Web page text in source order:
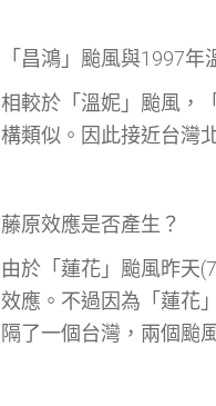
「昌鴻」颱風與1997
相較於「溫妮」颱風，
構類似。因此接近台灣
藤原效應是否產生？
由於「蓮花」颱風昨天
效應。不過因為「蓮花
隔了一個台灣，兩個颱